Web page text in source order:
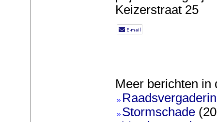
Keizerstraat 25
Meer berichten in
Stormschade